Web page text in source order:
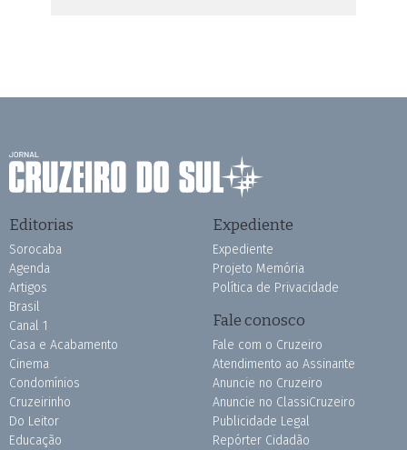
Editorias
Sorocaba
Agenda
Artigos
Brasil
Canal 1
Casa e Acabamento
Cinema
Condomínios
Cruzeirinho
Do Leitor
Educação
Expediente
Expediente
Projeto Memória
Política de Privacidade
Fale conosco
Fale com o Cruzeiro
Atendimento ao Assinante
Anuncie no Cruzeiro
Anuncie no ClassiCruzeiro
Publicidade Legal
Repórter Cidadão